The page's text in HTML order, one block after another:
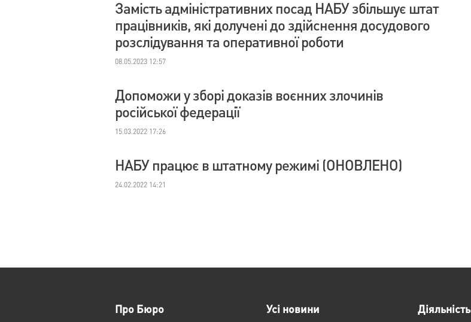
Замість адміністративних посад НАБУ збільшує штат
працівників, які долучені до здійснення досудового
розслідування та оперативної роботи
08.05.2023 12:57
Допоможи у зборі доказів воєнних злочинів
російської федерації
15.03.2022 17:26
НАБУ працює в штатному режимі (ОНОВЛЕНО)
24.02.2022 14:21
Про Бюро Усі новини Діяльність